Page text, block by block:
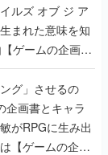
ルズ オブ ジ ア
まれた意味を知
ゲームの企画
グ」させるの
企画書とキャラ
がRPGに生み出
【ゲームの企画